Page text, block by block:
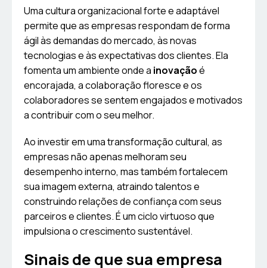
Uma cultura organizacional forte e adaptável
permite que as empresas respondam de forma
ágil às demandas do mercado, às novas
tecnologias e às expectativas dos clientes. Ela
fomenta um ambiente onde a inovaçãoé
encorajada, a colaboração floresce e os
colaboradores se sentem engajados e motivados
a contribuir com o seu melhor.
Ao investir em uma transformação cultural, as
empresas não apenas melhoram seu
desempenho interno, mas também fortalecem
sua imagem externa, atraindo talentos e
construindo relações de confiança com seus
parceiros e clientes. É um ciclo virtuoso que
impulsiona o crescimento sustentável.
Sinais de que sua empresa